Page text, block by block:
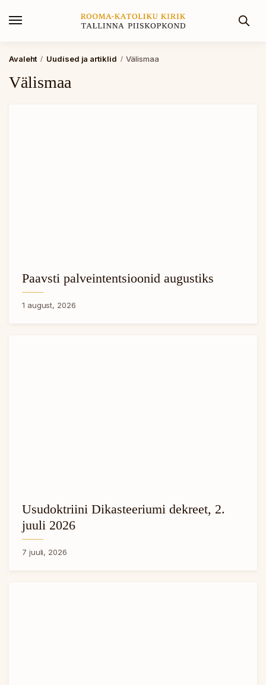
Avaleht / Uudised ja artiklid / Välismaa
Välismaa
Paavsti palveintentsioonid augustiks
1 august, 2026
Usudoktriini Dikasteeriumi dekreet, 2.
juuli 2026
7 juuli, 2026